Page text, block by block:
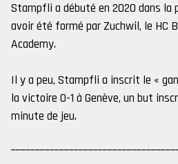
Stampfli a débuté en 2020 dans la
avoir été formé par Zuchwil, le HC
Academy.
Il y a peu, Stampfli a inscrit le «
la victoire 0-1 à Genève, un but
minute de jeu.